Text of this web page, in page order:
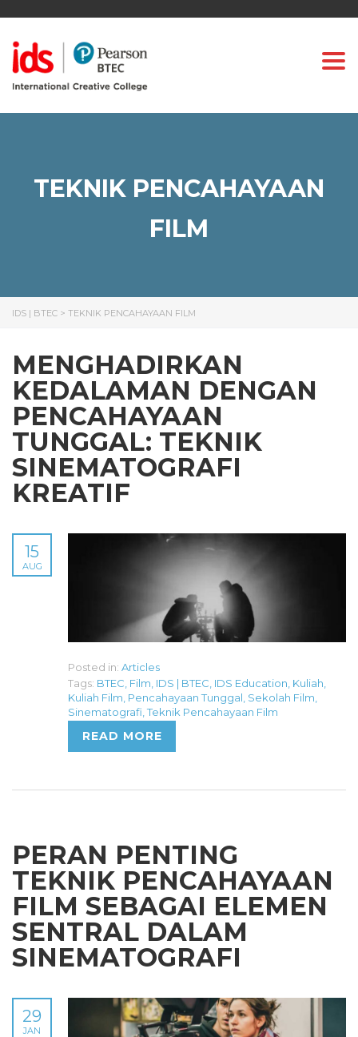
TEKNIK PENCAHAYAAN
FILM
IDS | BTEC > TEKNIK PENCAHAYAAN FILM
MENGHADIRKAN
KEDALAMAN DENGAN
PENCAHAYAAN
TUNGGAL: TEKNIK
SINEMATOGRAFI
KREATIF
15
AUG
Posted in: Articles
Tags: BTEC Film IDS | BTEC IDS Education Kuliah
Kuliah Film Pencahayaan Tunggal Sekolah Film
Sinematografi Teknik Pencahayaan Film
READ MORE
PERAN PENTING
TEKNIK PENCAHAYAAN
FILM SEBAGAI ELEMEN
SENTRAL DALAM
SINEMATOGRAFI
29
JAN